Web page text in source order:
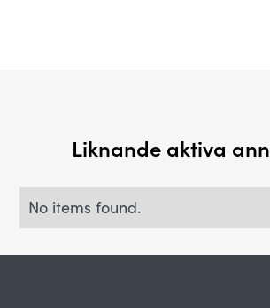
Liknande aktiva
No items found.